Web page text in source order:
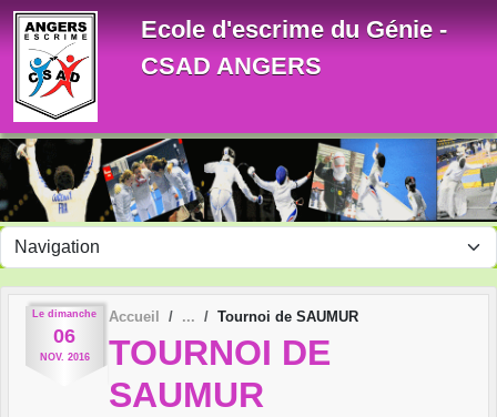
Ecole d'escrime du Génie -
CSAD ANGERS
Le dimanche
06
NOV. 2016
Accueil Tournoi de SAUMUR
TOURNOI DE
SAUMUR
Panneau de gestion des cookies